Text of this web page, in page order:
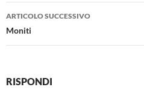
ARTICOLO SUCCESSIVO
Moniti
RISPONDI